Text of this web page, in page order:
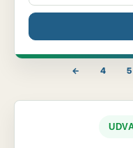
← 4 5